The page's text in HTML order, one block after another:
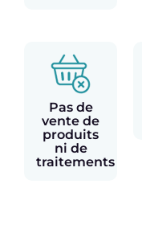
Pas de
vente de
produits
ni de
traitements